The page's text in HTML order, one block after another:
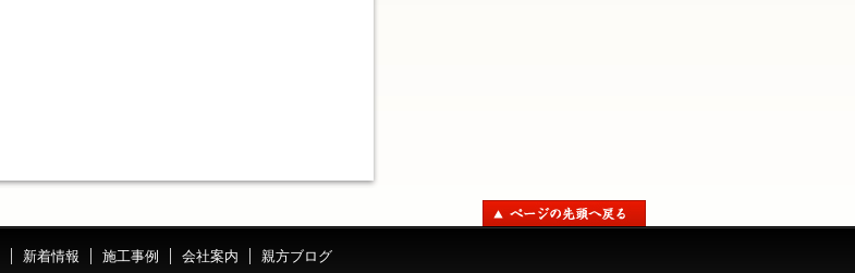
新着情報 施工事例 会社案内 親方ブログ